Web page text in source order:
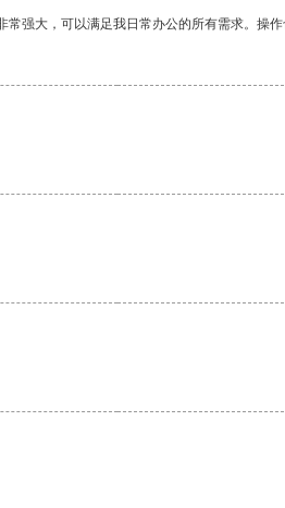
强大，可以满足我日常办公的所有需求。操作